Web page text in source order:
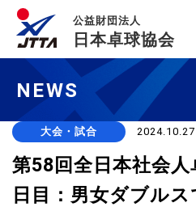
公益財団法人
日本卓球協会
NEWS
大会・試合 2024.10.27
第58回全日本社会
日目：男女ダブル